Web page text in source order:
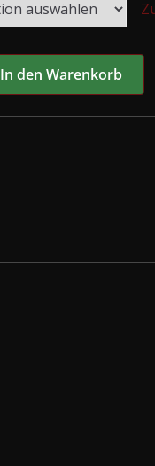
In den Warenkorb